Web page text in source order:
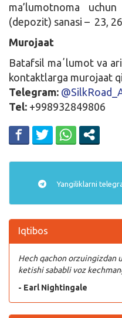
ma’lumotnoma
(depozit) sanasi – 23,
Murojaat
Batafsil maʼlumot va
kontaktlarga murojaat
Telegram:
Tel: +998932849806
Yangiliklarni
Iqtibos
Hech qachon orzuingizdan
ketishi sababli voz
- Earl Nightingale